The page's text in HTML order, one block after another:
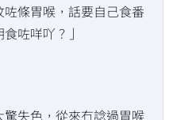
條胃喉，話要自己食番
咗咩吖？」
失色，從來冇諗過胃喉